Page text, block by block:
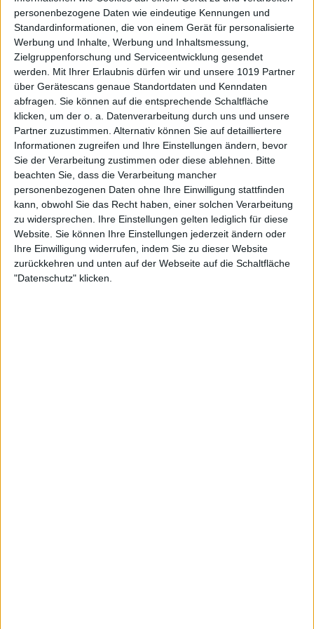
personenbezogene Daten wie eindeutige Kennungen und
Standardinformationen, die von einem Gerät für personalisierte
Werbung und Inhalte, Werbung und Inhaltsmessung,
Zielgruppenforschung und Serviceentwicklung gesendet
werden.
Mit Ihrer Erlaubnis dürfen wir und unsere 1019 Partner
über Gerätescans genaue Standortdaten und Kenndaten
abfragen. Sie können auf die entsprechende Schaltfläche
klicken, um der o. a. Datenverarbeitung durch uns und unsere
Partner zuzustimmen. Alternativ können Sie auf detailliertere
Informationen zugreifen und Ihre Einstellungen ändern, bevor
Sie der Verarbeitung zustimmen oder diese ablehnen.
Bitte
beachten Sie, dass die Verarbeitung mancher
personenbezogenen Daten ohne Ihre Einwilligung stattfinden
kann, obwohl Sie das Recht haben, einer solchen Verarbeitung
zu widersprechen. Ihre Einstellungen gelten lediglich für diese
Website. Sie können Ihre Einstellungen jederzeit ändern oder
Ihre Einwilligung widerrufen, indem Sie zu dieser Website
zurückkehren und unten auf der Webseite auf die Schaltfläche
"Datenschutz" klicken.